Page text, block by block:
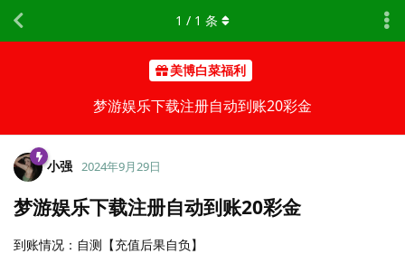
美博白菜福利
梦游娱乐下载注册自动到账20彩金
1 / 1 条
小强 2024年9月29日
梦游娱乐下载注册自动到账20彩金
到账情况：自测【充值后果自负】